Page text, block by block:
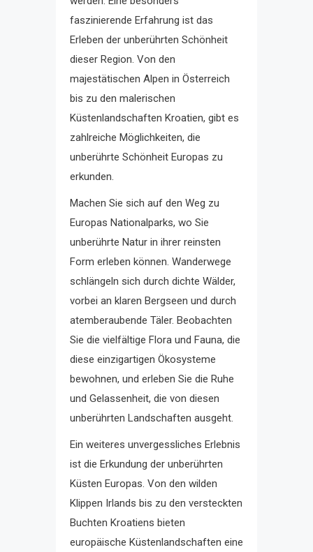
faszinierende Erfahrung ist das
Erleben der unberührten Schönheit
dieser Region. Von den
majestätischen Alpen in Österreich
bis zu den malerischen
Küstenlandschaften Kroatien, gibt es
zahlreiche Möglichkeiten, die
unberührte Schönheit Europas zu
erkunden.
Machen Sie sich auf den Weg zu
Europas Nationalparks, wo Sie
unberührte Natur in ihrer reinsten
Form erleben können. Wanderwege
schlängeln sich durch dichte Wälder,
vorbei an klaren Bergseen und durch
atemberaubende Täler. Beobachten
Sie die vielfältige Flora und Fauna, die
diese einzigartigen Ökosysteme
bewohnen, und erleben Sie die Ruhe
und Gelassenheit, die von diesen
unberührten Landschaften ausgeht.
Ein weiteres unvergessliches Erlebnis
ist die Erkundung der unberührten
Küsten Europas. Von den wilden
Klippen Irlands bis zu den versteckten
Buchten Kroatiens bieten
europäische Küstenlandschaften eine